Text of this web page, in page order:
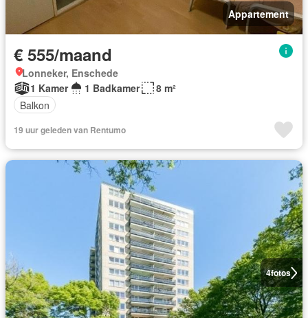
Appartement
€ 555/maand
Lonneker, Enschede
1 Kamer
1 Badkamer
8 m²
Balkon
19 uur geleden van Rentumo
4fotos